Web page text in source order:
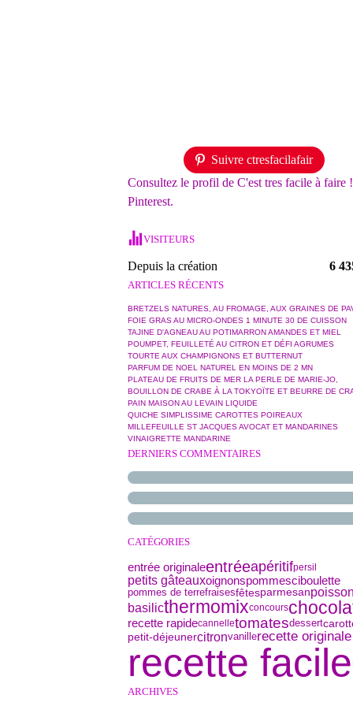
Suivre ctresfacilafair
Consultez le profil de C'est tres facile à faire
Pinterest.
VISITEURS
Depuis la création 6
ARTICLES RÉCENTS
BRETZELS NATURES, AU FROMAGE, AUX GRAINES DE
FOIE GRAS AU MICRO-ONDES 1 MINUTE 30 DE CUISSON
TAJINE D'AGNEAU AU POTIMARRON AMANDES ET MIEL
POUMPET, FEUILLETÉ AU CITRON ET DÉFI AGRUMES
TOURTE AUX CHAMPIGNONS ET BUTTERNUT
PARFUM DE NOEL NATUREL EN MOINS DE 2 MN
PLATEAU DE FRUITS DE MER LA PERLE DE MARIE-JO,
BOUILLON DE CRABE À LA TOKYOÏTE ET BEURRE DE
PAIN MAISON AU LEVAIN LIQUIDE
QUICHE SIMPLISSIME CAROTTES POIREAUX
MILLEFEUILLE ST JACQUES AVOCAT ET MANDARINES
VINAIGRETTE MANDARINE
DERNIERS COMMENTAIRES
CATÉGORIES
entrée originaleentréeapéritifpersil
petits gâteauxoignonspommesciboulette
pommes de terrefraisesfêtesparmesan
basilicthermomixconcours
recette rapidecannelletomatesdessert
petit-déjeunercitronvanillerecette originale
recette facile
ARCHIVES